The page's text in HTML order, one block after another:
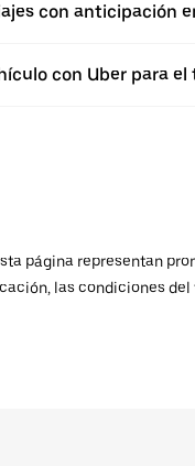
con anticipación
con Uber para
página representan
las condiciones